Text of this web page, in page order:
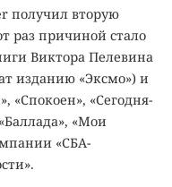
получил вторую
раз причиной стало
Виктора Пелевина
изданию «Эксмо») и
«Спокоен», «Сегодня-
«Мои
«СБА-